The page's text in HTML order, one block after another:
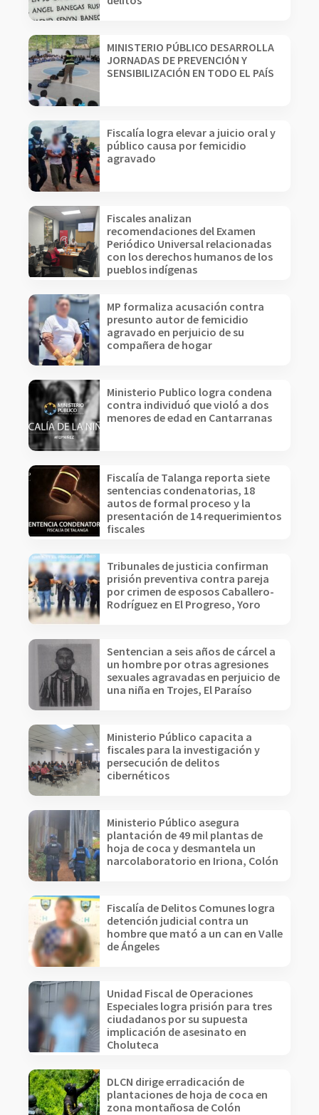
MINISTERIO PÚBLICO DESARROLLA
JORNADAS DE PREVENCIÓN Y
SENSIBILIZACIÓN EN TODO EL PAÍS
Fiscalía logra elevar a juicio oral y
público causa por femicidio
agravado
Fiscales analizan
recomendaciones del Examen
Periódico Universal relacionadas
con los derechos humanos de los
pueblos indígenas
MP formaliza acusación contra
presunto autor de femicidio
agravado en perjuicio de su
compañera de hogar
Ministerio Publico logra condena
contra individuó que violó a dos
menores de edad en Cantarranas
Fiscalía de Talanga reporta siete
sentencias condenatorias, 18
autos de formal proceso y la
presentación de 14 requerimientos
fiscales
Tribunales de justicia confirman
prisión preventiva contra pareja
por crimen de esposos Caballero-
Rodríguez en El Progreso, Yoro
Sentencian a seis años de cárcel a
un hombre por otras agresiones
sexuales agravadas en perjuicio de
una niña en Trojes, El Paraíso
Ministerio Público capacita a
fiscales para la investigación y
persecución de delitos
cibernéticos
Ministerio Público asegura
plantación de 49 mil plantas de
hoja de coca y desmantela un
narcolaboratorio en Iriona, Colón
Fiscalía de Delitos Comunes logra
detención judicial contra un
hombre que mató a un can en Valle
de Ángeles
Unidad Fiscal de Operaciones
Especiales logra prisión para tres
ciudadanos por su supuesta
implicación de asesinato en
Choluteca
DLCN dirige erradicación de
plantaciones de hoja de coca en
zona montañosa de Colón